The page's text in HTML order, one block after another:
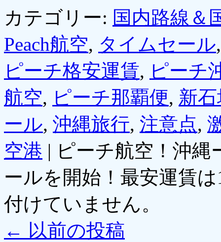
カテゴリー: 国内路線＆
Peach航空, タイムセール
ピーチ格安運賃, ピーチ
航空, ピーチ那覇便, 新
ール, 沖縄旅行, 注意点,
空港 | ピーチ航空！沖縄
ールを開始！最安運賃
付けていません。
← 以前の投稿